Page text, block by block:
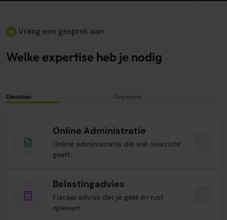
Vraag een gesprek aan
Welke expertise heb je nodig
Diensten Gegevens
Online Administratie
Online administratie die wél overzicht
geeft.
Belastingadvies
Fiscaal advies dat je geld én rust
oplevert.